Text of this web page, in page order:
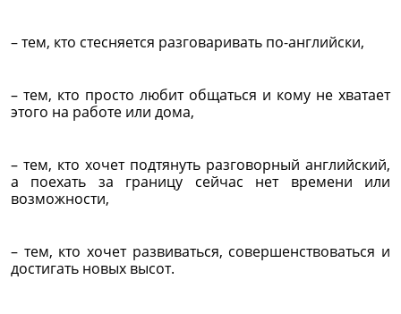
– тем, кто стесняется разговаривать по-английски,
– тем, кто просто любит общаться и кому не хватает
этого на работе или дома,
– тем, кто хочет подтянуть разговорный английский,
а поехать за границу сейчас нет времени или
возможности,
– тем, кто хочет развиваться, совершенствоваться и
достигать новых высот.